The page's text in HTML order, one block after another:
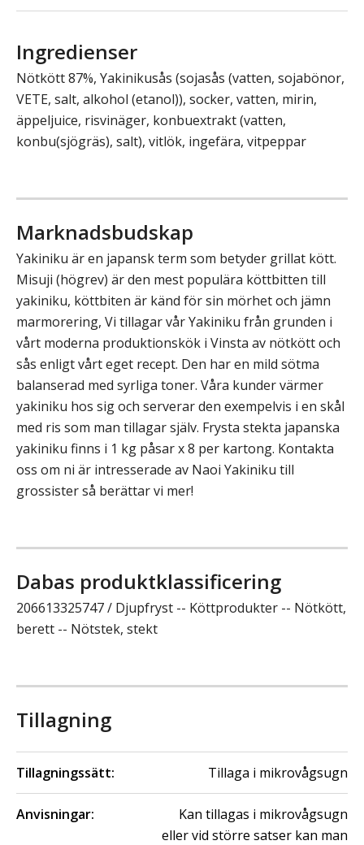
Ingredienser
Nötkött 87%, Yakinikusås (sojasås (vatten, sojabönor,
VETE, salt, alkohol (etanol)), socker, vatten, mirin,
äppeljuice, risvinäger, konbuextrakt (vatten,
konbu(sjögräs), salt), vitlök, ingefära, vitpeppar
Marknadsbudskap
Yakiniku är en japansk term som betyder grillat kött.
Misuji (högrev) är den mest populära köttbitten till
yakiniku, köttbiten är känd för sin mörhet och jämn
marmorering, Vi tillagar vår Yakiniku från grunden i
vårt moderna produktionskök i Vinsta av nötkött och
sås enligt vårt eget recept. Den har en mild sötma
balanserad med syrliga toner. Våra kunder värmer
yakiniku hos sig och serverar den exempelvis i en skål
med ris som man tillagar själv. Frysta stekta japanska
yakiniku finns i 1 kg påsar x 8 per kartong. Kontakta
oss om ni är intresserade av Naoi Yakiniku till
grossister så berättar vi mer!
Dabas produktklassificering
206613325747 / Djupfryst -- Köttprodukter -- Nötkött,
berett -- Nötstek, stekt
Tillagning
Tillagningssätt: Tillaga i mikrovågsugn
Anvisningar:
Kan tillagas i mikrovågsugn
eller vid större satser kan man